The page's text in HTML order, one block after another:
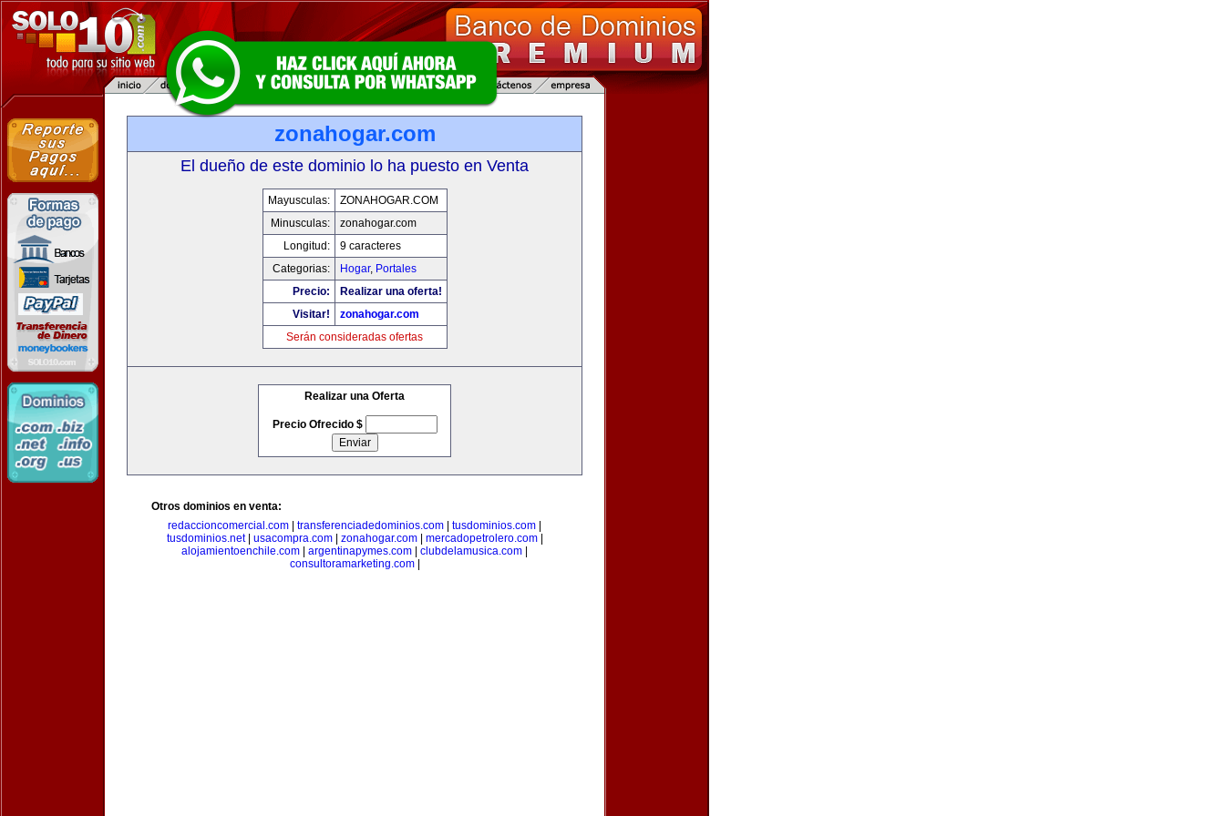
zonahogar.com
El dueño de este dominio lo ha puesto en Venta
Mayusculas:
ZONAHOGAR.COM
Minusculas:
zonahogar.com
Longitud:
9 caracteres
Categorias:
Hogar, Portales
Precio:
Realizar una oferta!
Visitar!
zonahogar.com
Serán consideradas ofertas
Realizar una Oferta
Precio Ofrecido $
Otros dominios en venta:
redaccioncomercial.com
transferenciadedominios.com tusdominios.com
tusdominios.net| usacompra.com| zonahogar.com| mercadopetrolero.com|
alojamientoenchile.com
argentinapymes.com clubdelamusica.com
consultoramarketing.com|